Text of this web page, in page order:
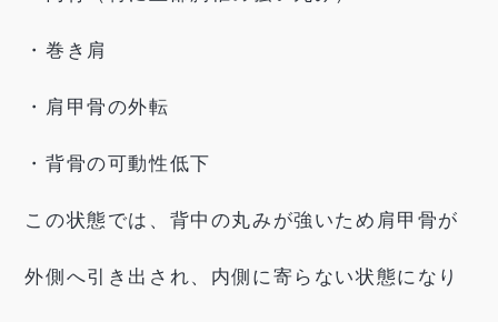
・巻き肩
・肩甲骨の外転
・背骨の可動性低下
この状態では、背中の丸みが強いため肩甲骨が
外側へ引き出され、内側に寄らない状態になり